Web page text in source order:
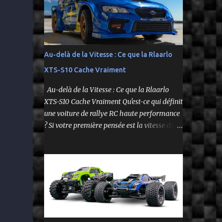
n’importe quelle surface plate. Voici le Losi
NASCAR RC Race Car , dans sa version Ryan
Blaney No. 12 Advance Auto Parts Ford
Mustang RTR 2025 .
Au-delà de la Vitesse : Ce que la Rlaarlo
XTS-S10 Cache Vraiment
Au-delà de la Vitesse : Ce que la Rlaarlo
XTS-S10 Cache Vraiment Qu'est-ce qui définit
une voiture de rallye RC haute performance
? Si votre première pensée est la vitesse de
XTS-S10 nous rappelle que les détails les plus
impressionnants se cachent souvent dans la
conception, les matériaux et la philosophie
du produit. Plongeons dans les aspects
surprenants qui font de cette machine bien